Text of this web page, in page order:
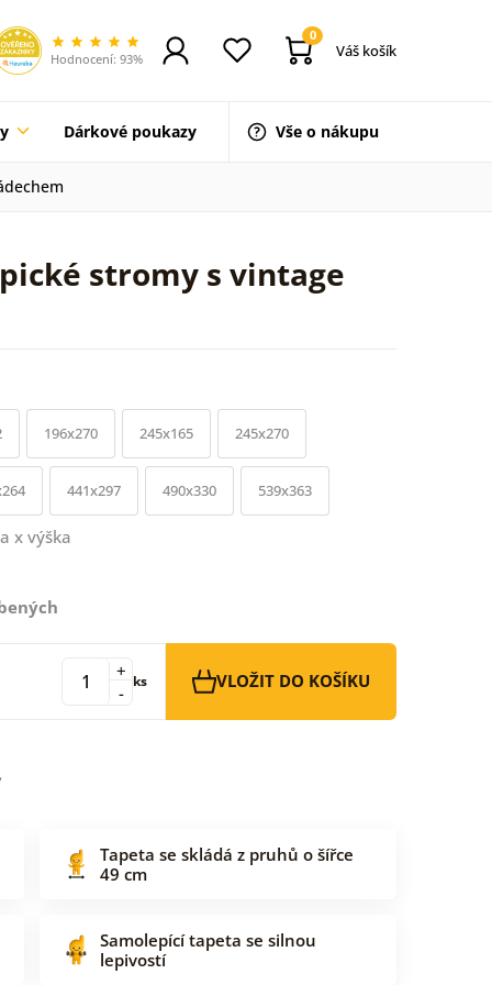
Hodnocení: 93%
0
Váš košík
Dárkové poukazy Vše o nákupu
stromy s vintage
196x270 245x165 245x270
441x297 490x330 539x363
x výška
-
+ ks VLOŽIT DO KOŠÍKU
Tapeta se skládá z pruhů o šířce
49 cm
Samolepící tapeta se silnou
lepivostí